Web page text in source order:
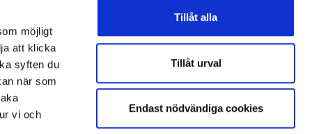
möjligt
att klicka
syften du
när som
vi och
Tillåt alla
Tillåt urval
Endast nödvändiga cookies